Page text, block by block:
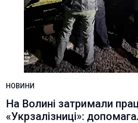
НОВИНИ
На Волині затримали
«Укрзалізниці»: